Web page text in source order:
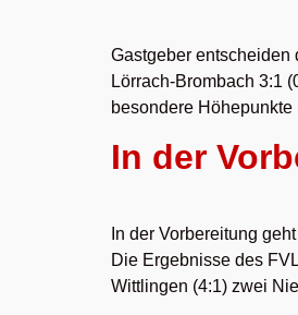
Gastgeber entscheiden
Lörrach-Brombach 3:1
besondere
In der
In der Vorbereitung
Die Ergebnisse des
Wittlingen (4:1) zwei